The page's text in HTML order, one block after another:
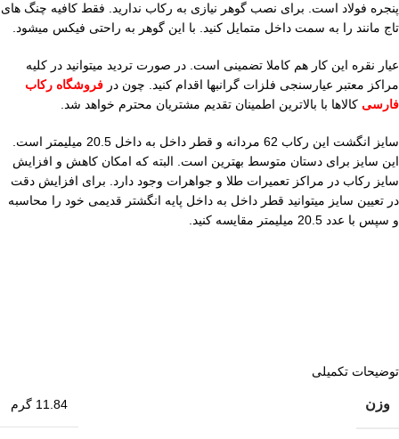
پنجره فولاد است. برای نصب گوهر نیازی به رکاب ندارید. فقط کافیه چنگ های
تاج مانند را به سمت داخل متمایل کنید. با این گوهر به راحتی فیکس میشود.
عیار نقره این کار هم کاملا تضمینی است. در صورت تردید میتوانید در کلیه
مراکز معتبر عیارسنجی فلزات گرانبها اقدام کنید. چون در فروشگاه رکاب
فارسی کالاها با بالاترین اطمینان تقدیم مشتریان محترم خواهد شد.
سایز انگشت این رکاب 62 مردانه و قطر داخل به داخل 20.5 میلیمتر است.
این سایز برای دستان متوسط بهترین است. البته که امکان کاهش و افزایش
سایز رکاب در مراکز تعمیرات طلا و جواهرات وجود دارد. برای افزایش دقت
در تعیین سایز میتوانید قطر داخل به داخل پایه انگشتر قدیمی خود را محاسبه
و سپس با عدد 20.5 میلیمتر مقایسه کنید.
توضیحات تکمیلی
وزن 11.84 گرم